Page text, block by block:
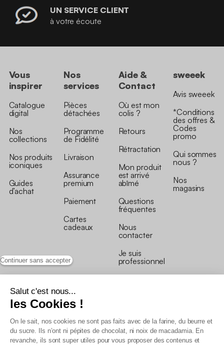
Continuer sans accepter
Salut c'est nous...
les Cookies !
On le sait, nos cookies ne sont pas faits avec de la farine, du beurre et
du sucre. Ils n’ont ni pépites de chocolat, ni noix de macadamia. En
revanche, ils sont super utiles pour vous proposer des contenus et
UN SERVICE CLIENT
à votre écoute
Vous
inspirer
Catalogue
digital
Nos
collections
Nos produits
iconiques
Guides
d’achat
Nos
services
Pièces
détachées
Programme
de Fidélité
Livraison
Assurance
premium
Paiement
Cartes
cadeaux
Aide &
Contact
Où est mon
colis ?
Retours
Rétractation
Mon produit
est arrivé
abîmé
Questions
fréquentes
Nous
contacter
Je suis
professionnel
sweeek
Avis sweeek
*Conditions
des offres &
Codes
promo
Qui sommes
nous ?
Nos
magasins
Conditions générales de vente
Conditions générales du programme de fidélité
Charte de données personnelles